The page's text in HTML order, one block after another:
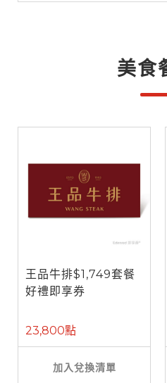
美食
王品牛排$1,749套餐
好禮即享券
23,800點
加入兌換清單